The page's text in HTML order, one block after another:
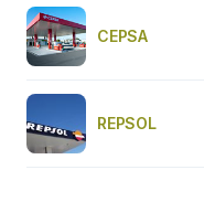
CEPSA
REPSOL